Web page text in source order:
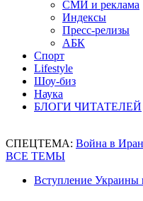
СМИ и реклама
Индексы
Пресс-релизы
АБК
Спорт
Lifestyle
Шоу-биз
Наука
БЛОГИ ЧИТАТЕЛЕЙ
СПЕЦТЕМА: Война в
ВСЕ ТЕМЫ
Вступление Украины